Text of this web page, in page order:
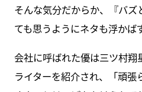
そんな気分だからか、『バ
ても思うようにネタも浮かば
会社に呼ばれた優は三ツ村
ライターを紹介され、「頑張